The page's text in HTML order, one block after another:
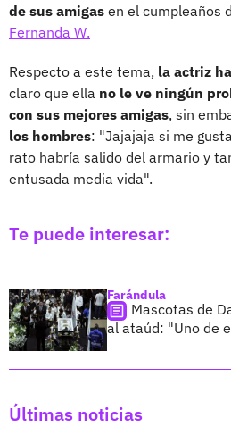
de sus amigas en el cumpleaños
Fernanda W.
Respecto a este tema, la actriz
claro que ella no le ve ningún
con sus mejores amigas, sin
los hombres: "Jajajaja si me
rato habría salido del armario y
entusada media vida".
Te puede interesar:
Farándula
Mascotas de
al ataúd: "Uno de
Últimas noticias